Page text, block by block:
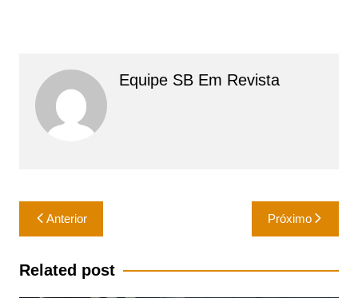
Equipe SB Em Revista
Navegação
de
Post
Anterior Próximo
Related post